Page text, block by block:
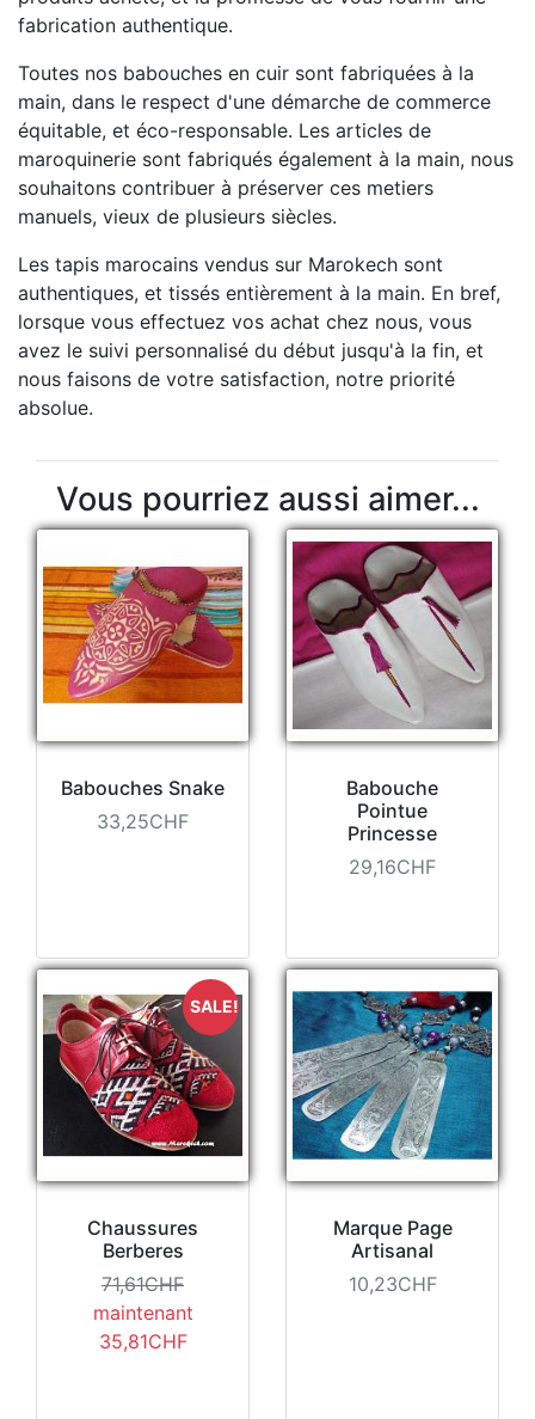
fabrication authentique.
Toutes nos babouches en cuir sont fabriquées à la
main, dans le respect d'une démarche de commerce
équitable, et éco-responsable. Les articles de
maroquinerie sont fabriqués également à la main, nous
souhaitons contribuer à préserver ces metiers
manuels, vieux de plusieurs siècles.
Les tapis marocains vendus sur Marokech sont
authentiques, et tissés entièrement à la main. En bref,
lorsque vous effectuez vos achat chez nous, vous
avez le suivi personnalisé du début jusqu'à la fin, et
nous faisons de votre satisfaction, notre priorité
absolue.
Vous pourriez aussi aimer...
Babouches Snake
33,25CHF
Babouche
Pointue
Princesse
29,16CHF
Chaussures
Berberes
71,61CHF
maintenant
35,81CHF
SALE!
Marque Page
Artisanal
10,23CHF